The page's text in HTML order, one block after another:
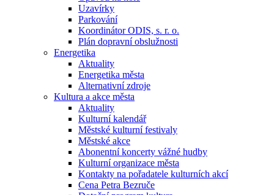
Uzavírky
Parkování
Koordinátor ODIS, s. r. o.
Plán dopravní obslužnosti
Energetika
Aktuality
Energetika města
Alternativní zdroje
Kultura a akce města
Aktuality
Kulturní kalendář
Městské kulturní festivaly
Městské akce
Abonentní koncerty vážné hudby
Kulturní organizace města
Kontakty na pořadatele kulturních akcí
Cena Petra Bezruče